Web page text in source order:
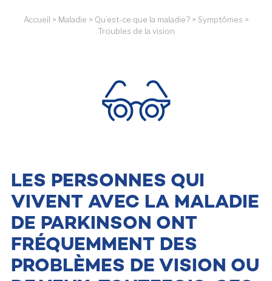
Accueil > Maladie > Qu’est-ce que la maladie?> Symptômes >
Troubles de la vision
LES PERSONNES QUI
VIVENT AVEC LA MALADIE
DE PARKINSON ONT
FRÉQUEMMENT DES
PROBLÈMES DE VISION OU